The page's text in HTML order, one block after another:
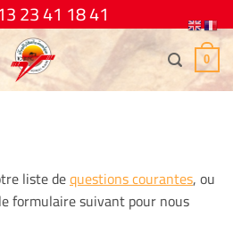
23 41 18 41
0
liste dequestions courantes, ou
formulaire suivant pour nous